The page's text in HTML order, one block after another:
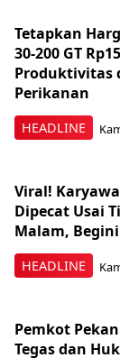
HEADLINE
Tetapkan
30-200 GT
Produktivitas
Perikanan
HEADLINE
Viral!
Dipecat Usai
Malam,
Pemkot
Tegas dan